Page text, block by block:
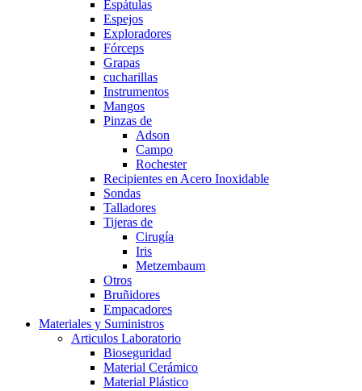
Espátulas
Espejos
Exploradores
Fórceps
Grapas
cucharillas
Instrumentos
Mangos
Pinzas de
Adson
Campo
Rochester
Recipientes en Acero Inoxidable
Sondas
Talladores
Tijeras de
Cirugía
Iris
Metzembaum
Otros
Bruñidores
Empacadores
Materiales y Suministros
Articulos Laboratorio
Bioseguridad
Material Cerámico
Material Plástico